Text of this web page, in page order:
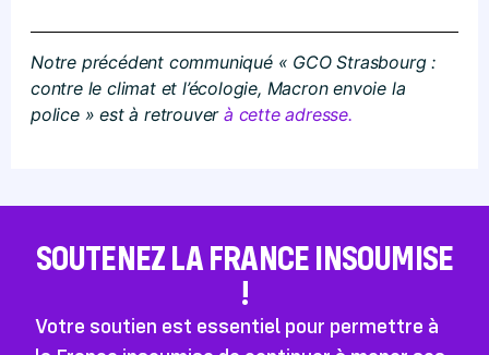
Notre précédent communiqué « GCO Strasbourg :
contre le climat et l’écologie, Macron envoie la
police »est à retrouverà cette adresse.
SOUTENEZ LA FRANCE INSOUMISE
!
Votre soutien est essentiel pour permettre à